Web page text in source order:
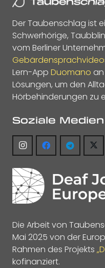
Der Taubenschlag ist
Schwerhörige,
vom Berliner
Lern-App Duomano
Lösungen, um den
Hörbehinderungen zu
Soziale Medien
Die Arbeit von
Mai 2025 von der
Rahmen des Projekts
kofinanziert.